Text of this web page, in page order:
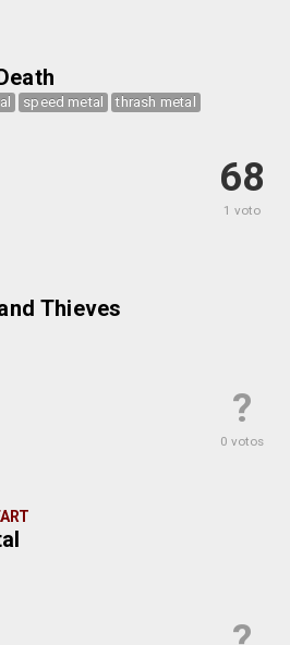
speed metal thrash metal
68
1 voto
Thieves
?
0 votos